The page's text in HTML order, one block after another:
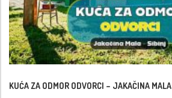
KUĆA ZA ODMOR ODVORCI – JAKAČINA MALA